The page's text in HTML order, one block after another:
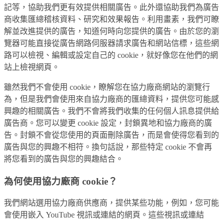
記等，協助我們更有效提供相關廣告。此外還協助我們為廣告
商收集匯總稽核資料、研究和效果報告。利用畫素，我們可瞭
解並改進提供的廣告，知道何時向您提供的廣告。由於您的瀏
覽器可能直接從廣告網路伺服器請求廣告和網站信標，這些網
路可以檢視、編輯或設定自己的 cookie，就好像您在他們的網
站上檢視網頁。
雖然我們不會使用 cookie，瞭解您在協力廠商網站的瀏覽行
為，但是我們會使用來自協力廠商的匯總資料，提供您可能感
興趣的相關廣告。我們不會將我們收集的任何個人訊息提供給
廣告商。您可以變更 cookie 設定，封鎖異地和協力廠商的廣
告。封鎖不會從您使用的頁面刪除廣告，而是會使得您看到的
廣告與您的興趣不相符。換句話說，那些特定 cookie 不會再
將您看到的廣告與您的興趣結合。
為何使用協力廠商 cookie？
我們網站選用協力廠商供應商，提供某些功能，例如，您可能
會使用嵌入 YouTube 視訊或連結的網頁。這些視訊或連結